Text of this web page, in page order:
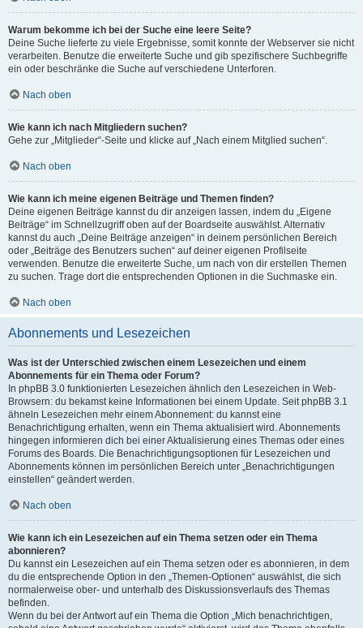
Warum bekomme ich bei der Suche eine leere Seite?
Deine Suche lieferte zu viele Ergebnisse, somit konnte der Webserver sie nicht
verarbeiten. Benutze die erweiterte Suche und gib spezifischere Suchbegriffe
ein oder beschränke die Suche auf verschiedene Unterforen.
Nach oben
Wie kann ich nach Mitgliedern suchen?
Gehe zur „Mitglieder“-Seite und klicke auf „Nach einem Mitglied suchen“.
Nach oben
Wie kann ich meine eigenen Beiträge und Themen finden?
Deine eigenen Beiträge kannst du dir anzeigen lassen, indem du „Eigene
Beiträge“ im Schnellzugriff oben auf der Boardseite auswählst. Alternativ
kannst du auch „Deine Beiträge anzeigen“ in deinem persönlichen Bereich
oder „Beiträge des Benutzers suchen“ auf deiner eigenen Profilseite
verwenden. Benutze die erweiterte Suche, um nach von dir erstellen Themen
zu suchen. Trage dort die entsprechenden Optionen in die Suchmaske ein.
Nach oben
Abonnements und Lesezeichen
Was ist der Unterschied zwischen einem Lesezeichen und einem
Abonnements für ein Thema oder Forum?
In phpBB 3.0 funktionierten Lesezeichen ähnlich den Lesezeichen in Web-
Browsern: du bekamst keine Informationen bei einem Update. Seit phpBB 3.1
ähneln Lesezeichen mehr einem Abonnement: du kannst eine
Benachrichtigung erhalten, wenn ein Thema aktualisiert wird. Abonnements
hingegen informieren dich bei einer Aktualisierung eines Themas oder eines
Forums des Boards. Die Benachrichtigungsoptionen für Lesezeichen und
Abonnements können im persönlichen Bereich unter „Benachrichtigungen
einstellen“ geändert werden.
Nach oben
Wie kann ich ein Lesezeichen auf ein Thema setzen oder ein Thema
abonnieren?
Du kannst ein Lesezeichen auf ein Thema setzen oder es abonnieren, in dem
du die entsprechende Option in den „Themen-Optionen“ auswählst, die sich
normalerweise ober- und unterhalb des Diskussionsverlaufs des Themas
befinden.
Wenn du bei der Antwort auf ein Thema die Option „Mich benachrichtigen,